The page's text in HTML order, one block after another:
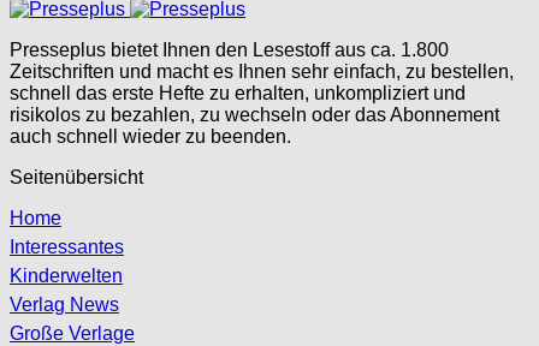
Presseplus bietet Ihnen den Lesestoff aus ca. 1.800
Zeitschriften und macht es Ihnen sehr einfach, zu bestellen,
schnell das erste Hefte zu erhalten, unkompliziert und
risikolos zu bezahlen, zu wechseln oder das Abonnement
auch schnell wieder zu beenden.
Seitenübersicht
Home
Interessantes
Kinderwelten
Verlag News
Große Verlage